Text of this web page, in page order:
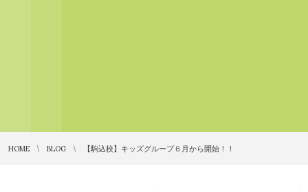
HOME BLOG 【駒込校】キッズグループ６月から開始！！